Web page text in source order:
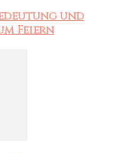
und
Feiern